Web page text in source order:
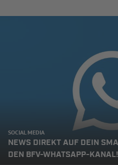
SOCIAL MEDIA
NEWS DIREKT AUF DEIN
DEN BFV-WHATSAPP-KANAL!